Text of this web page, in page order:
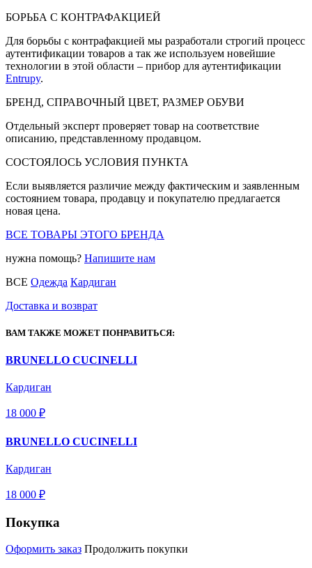
БОРЬБА С КОНТРАФАКЦИЕЙ
Для борьбы с контрафакцией мы разработали строгий процесс
аутентификации товаров а так же используем новейшие
технологии в этой области – прибор для аутентификации
Entrupy.
БРЕНД, СПРАВОЧНЫЙ ЦВЕТ, РАЗМЕР ОБУВИ
Отдельный эксперт проверяет товар на соответствие
описанию, представленному продавцом.
СОСТОЯЛОСЬ УСЛОВИЯ ПУНКТА
Если выявляется различие между фактическим и заявленным
состоянием товара, продавцу и покупателю предлагается
новая цена.
ВСЕ ТОВАРЫ ЭТОГО БРЕНДА
нужна помощь? Напишите нам
ВСЕ Одежда Кардиган
Доставка и возврат
ВАМ ТАКЖЕ МОЖЕТ ПОНРАВИТЬСЯ:
BRUNELLO CUCINELLI
Кардиган
18 000 ₽
BRUNELLO CUCINELLI
Кардиган
18 000 ₽
Покупка
Оформить заказ Продолжить покупки